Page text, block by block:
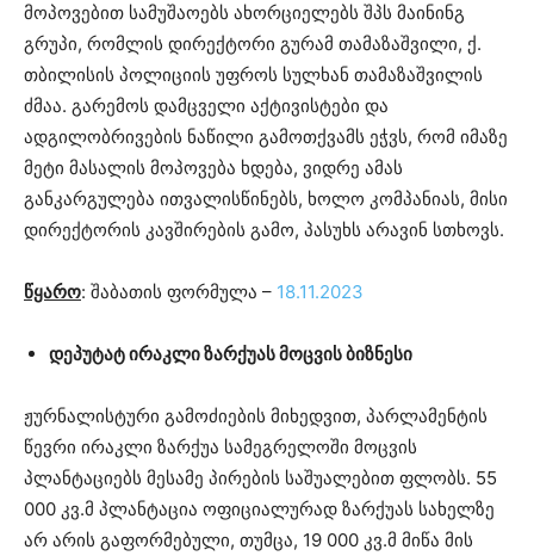
მოპოვებით სამუშაოებს ახორციელებს შპს მაინინგ
გრუპი, რომლის დირექტორი გურამ თამაზაშვილი, ქ.
თბილისის პოლიციის უფროს სულხან თამაზაშვილის
ძმაა. გარემოს დამცველი აქტივისტები და
ადგილობრივების ნაწილი გამოთქვამს ეჭვს, რომ იმაზე
მეტი მასალის მოპოვება ხდება, ვიდრე ამას
განკარგულება ითვალისწინებს, ხოლო კომპანიას, მისი
დირექტორის კავშირების გამო, პასუხს არავინ სთხოვს.
წყარო: შაბათის ფორმულა – 18.11.2023
დეპუტატ ირაკლი ზარქუას მოცვის ბიზნესი
ჟურნალისტური გამოძიების მიხედვით, პარლამენტის
წევრი ირაკლი ზარქუა სამეგრელოში მოცვის
პლანტაციებს მესამე პირების საშუალებით ფლობს. 55
000 კვ.მ პლანტაცია ოფიციალურად ზარქუას სახელზე
არ არის გაფორმებული, თუმცა, 19 000 კვ.მ მიწა მის